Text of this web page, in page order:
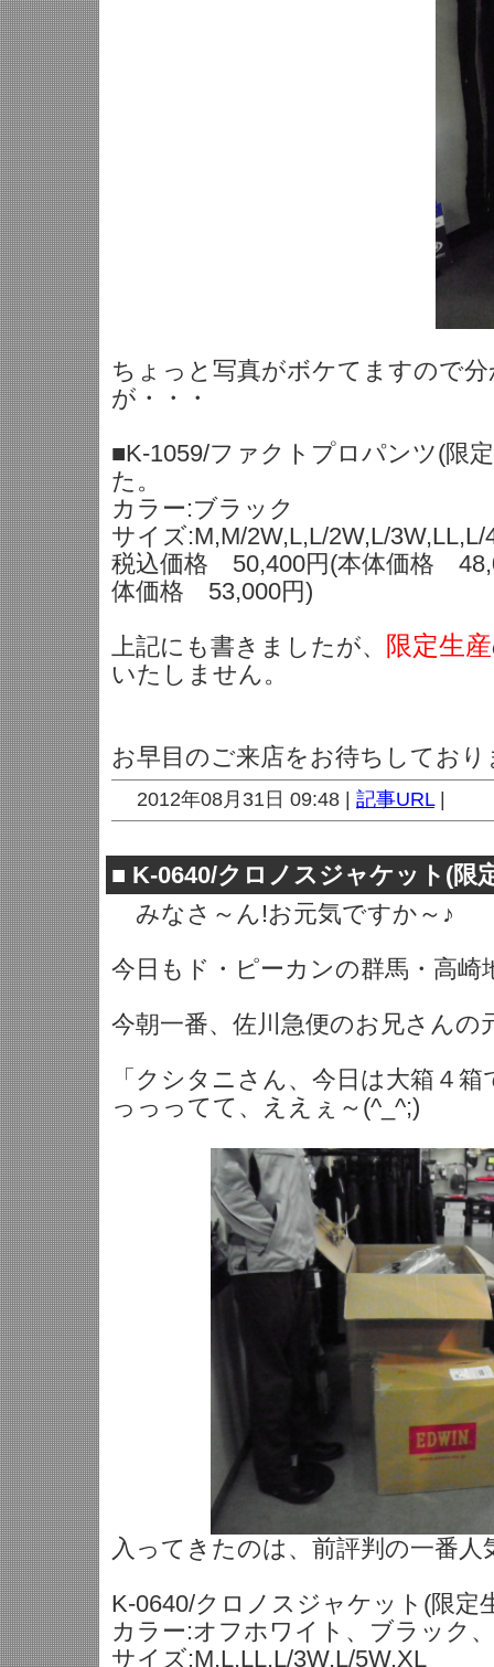
ちょっと写真がボケてますので
が・・・
■K-1059/ファクトプロパンツ(限
た。
カラー:ブラック
サイズ:M,M/2W,L,L/2W,L/3W,LL,L/
税込価格 50,400円(本体価格
体価格 53,000円)
上記にも書きましたが、
限定生産
いたしません。
お早目のご来店をお待ちしており
2012年08月31日 09:48 | 記事URL|
■ K-0640/クロノスジャケット(限
みなさ～ん!お元気ですか～♪
今日もド・ピーカンの群馬・高崎
今朝一番、佐川急便のお兄さんの
「クシタニさん、今日は大箱４箱
っっってて、ええぇ～(^_^;)
入ってきたのは、前評判の一番人
K-0640/クロノスジャケット(限定
カラー:オフホワイト、ブラック
サイズ:M,L,LL,L/3W,L/5W,XL